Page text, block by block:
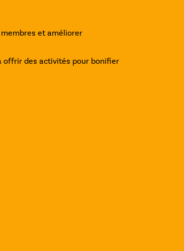
et améliorer
offrir des activités pour bonifier